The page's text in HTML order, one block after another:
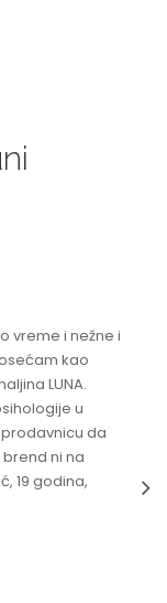
vreme i nežne i
kao
LUNA.
u
prodavnicu da
ni na
19 godina,